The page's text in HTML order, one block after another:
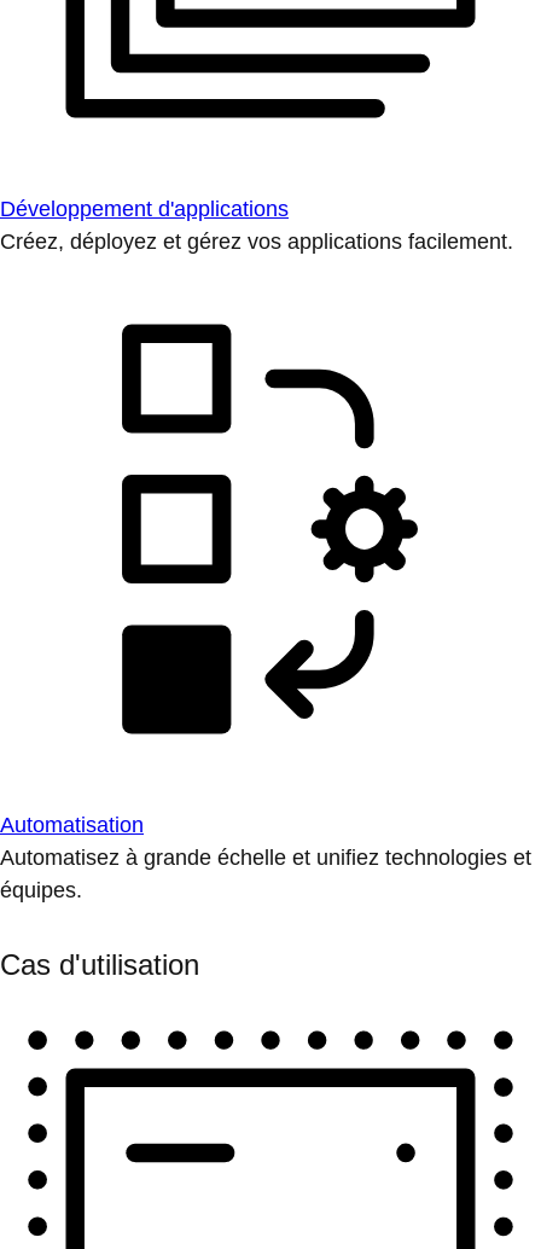
Développement d'applications
Créez, déployez et gérez vos applications facilement.
Automatisation
Automatisez à grande échelle et unifiez technologies et
équipes.
Cas d'utilisation